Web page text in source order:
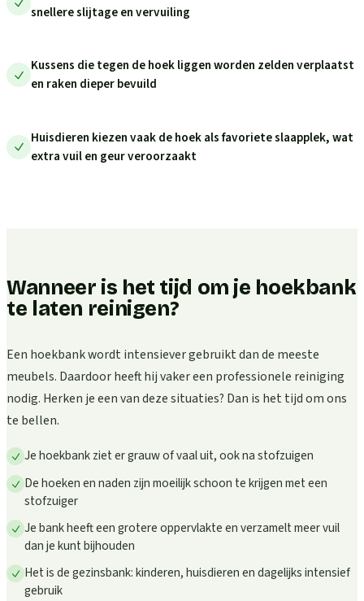
snellere slijtage en vervuiling
Kussens die tegen de hoek liggen worden zelden verplaatst
en raken dieper bevuild
Huisdieren kiezen vaak de hoek als favoriete slaapplek, wat
extra vuil en geur veroorzaakt
Wanneer is het tijd om je hoekbank
te laten reinigen?
Een hoekbank wordt intensiever gebruikt dan de meeste
meubels. Daardoor heeft hij vaker een professionele reiniging
nodig. Herken je een van deze situaties? Dan is het tijd om ons
te bellen.
Je hoekbank ziet er grauw of vaal uit, ook na stofzuigen
De hoeken en naden zijn moeilijk schoon te krijgen met een
stofzuiger
Je bank heeft een grotere oppervlakte en verzamelt meer vuil
dan je kunt bijhouden
Het is de gezinsbank: kinderen, huisdieren en dagelijks intensief
gebruik